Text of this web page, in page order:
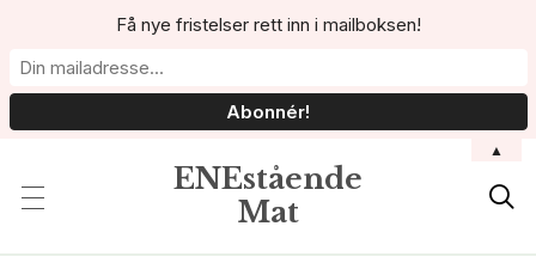
ENEstående
Mat

Få nye fristelser rett inn i mailboksen!
▲